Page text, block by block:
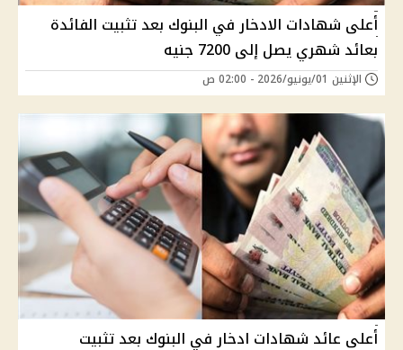
أعلى شهادات الادخار في البنوك بعد تثبيت الفائدة
بعائد شهري يصل إلى 7200 جنيه
الإثنين 01/يونيو/2026 - 02:00 ص
أعلى عائد شهادات ادخار في البنوك بعد تثبيت